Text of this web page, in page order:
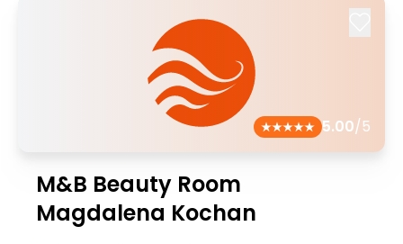
5.00/5
M&B Beauty Room
Magdalena Kochan